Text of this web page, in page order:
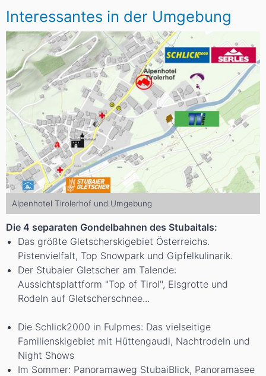
Interessantes in der Umgebung
Alpenhotel Tirolerhof und Umgebung
Die 4 separaten Gondelbahnen des Stubaitals:
Das größte Gletscherskigebiet Österreichs.
Pistenvielfalt, Top Snowpark und Gipfelkulinarik.
Der Stubaier Gletscher am Talende:
Aussichtsplattform "Top of Tirol", Eisgrotte und
Rodeln auf Gletscherschnee...
Die Schlick2000 in Fulpmes: Das vielseitige
Familienskigebiet mit Hüttengaudi, Nachtrodeln und
Night Shows
Im Sommer: Panoramaweg StubaiBlick, Panoramasee